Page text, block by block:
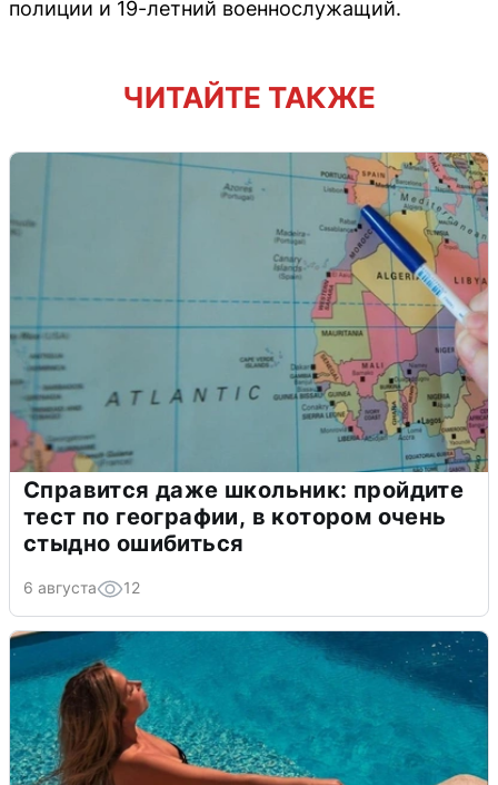
полиции и 19-летний военнослужащий.
ЧИТАЙТЕ ТАКЖЕ
Справится даже школьник: пройдите
тест по географии, в котором очень
стыдно ошибиться
6 августа 12